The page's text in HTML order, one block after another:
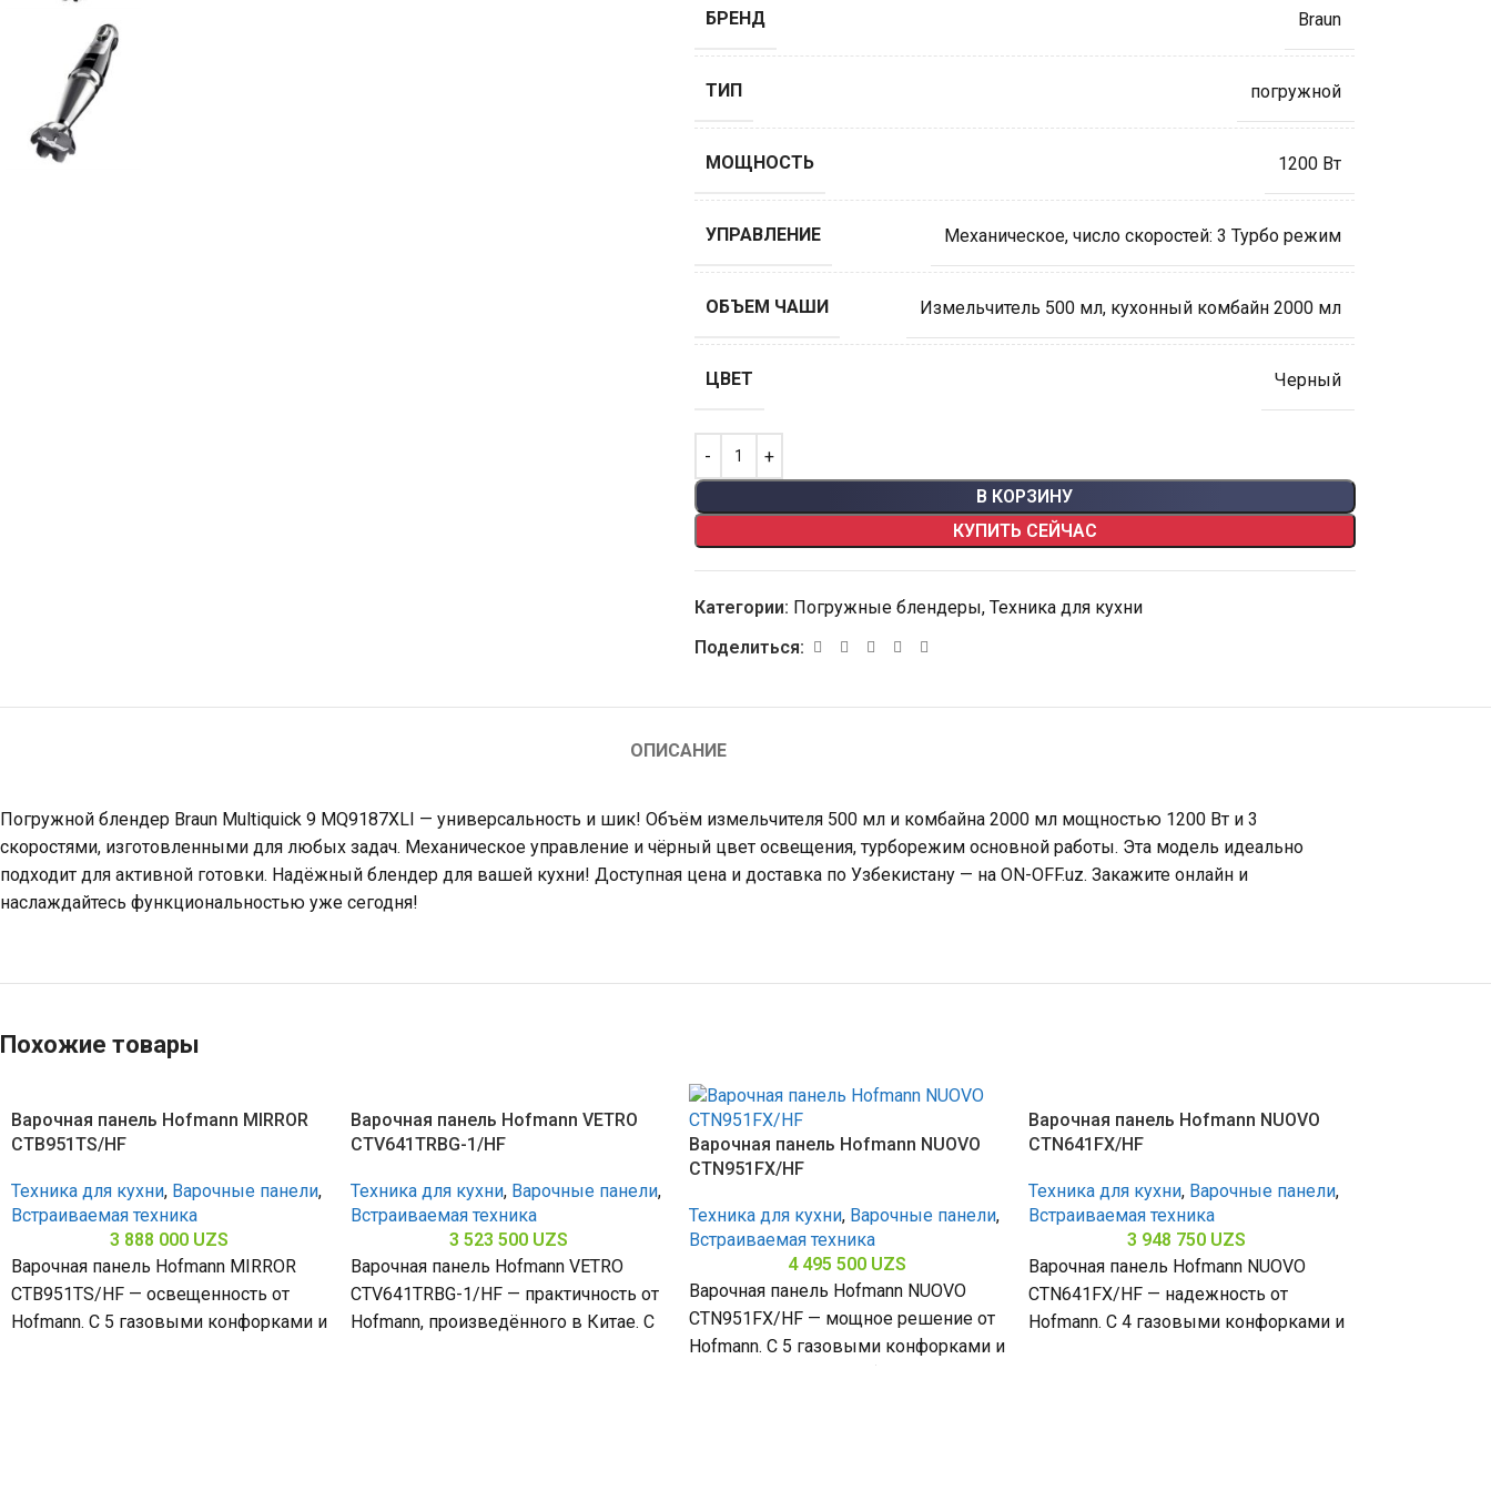
БРЕНД Braun
ТИП погружной
МОЩНОСТЬ 1200 Вт
УПРАВЛЕНИЕ Механическое, число скоростей: 3 Турбо режим
ОБЪЕМ ЧАШИ Измельчитель 500 мл, кухонный комбайн 2000 мл
ЦВЕТ Черный
В КОРЗИНУ
КУПИТЬ СЕЙЧАС
Категории: Погружные блендеры, Техника для кухни
Поделиться:
ОПИСАНИЕ
Погружной блендер Braun Multiquick 9 MQ9187XLI — универсальность и шик! Объём измельчителя 500 мл и комбайна 2000 мл мощностью 1200 Вт и 3
скоростями, изготовленными для любых задач. Механическое управление и чёрный цвет освещения, турборежим основной работы. Эта модель идеально
подходит для активной готовки. Надёжный блендер для вашей кухни! Доступная цена и доставка по Узбекистану — на ON-OFF.uz. Закажите онлайн и
наслаждайтесь функциональностью уже сегодня!
Похожие товары
Варочная панель Hofmann MIRROR
CTB951TS/HF
Техника для кухни, Варочные панели,
Встраиваемая техника
3 888 000 UZS
Варочная панель Hofmann MIRROR
CTB951TS/HF — освещенность от
Hofmann. С 5 газовыми конфорками и
Варочная панель Hofmann VETRO
CTV641TRBG-1/HF
Техника для кухни, Варочные панели,
Встраиваемая техника
3 523 500 UZS
Варочная панель Hofmann VETRO
CTV641TRBG-1/HF — практичность от
Hofmann, произведённого в Китае. С
Варочная панель Hofmann NUOVO
CTN951FX/HF
Техника для кухни, Варочные панели,
Встраиваемая техника
4 495 500 UZS
Варочная панель Hofmann NUOVO
CTN951FX/HF — мощное решение от
Hofmann. С 5 газовыми конфорками и
Варочная панель Hofmann NUOVO
CTN641FX/HF
Техника для кухни, Варочные панели,
Встраиваемая техника
3 948 750 UZS
Варочная панель Hofmann NUOVO
CTN641FX/HF — надежность от
Hofmann. С 4 газовыми конфорками и